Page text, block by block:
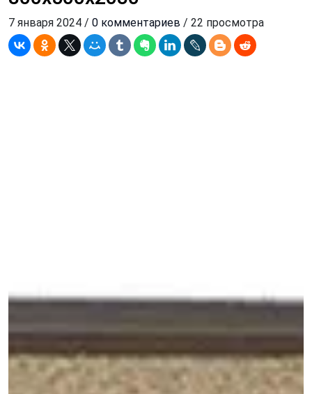
7 января 2024 / 0 комментариев / 22 просмотра